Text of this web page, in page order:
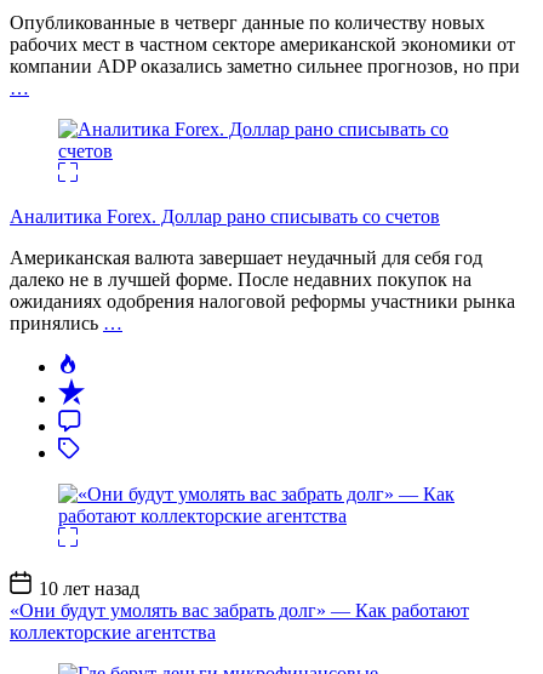
Опубликованные в четверг данные по количеству новых
рабочих мест в частном секторе американской экономики от
компании ADP оказались заметно сильнее прогнозов, но при
…
Аналитика Forex. Доллар рано списывать со счетов
Американская валюта завершает неудачный для себя год
далеко не в лучшей форме. После недавних покупок на
ожиданиях одобрения налоговой реформы участники рынка
принялись …
Дата
записи
10 лет назад
«Они будут умолять вас забрать долг» — Как работают
коллекторские агентства